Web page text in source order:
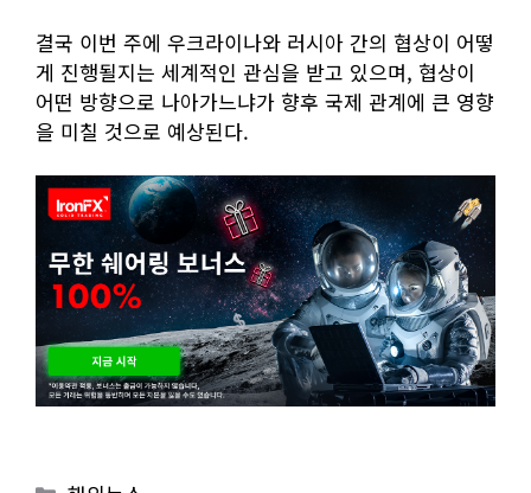
결국 이번 주에 우크라이나와 러시아 간의 협상이 어떻
게 진행될지는 세계적인 관심을 받고 있으며, 협상이
어떤 방향으로 나아가느냐가 향후 국제 관계에 큰 영향
을 미칠 것으로 예상된다.